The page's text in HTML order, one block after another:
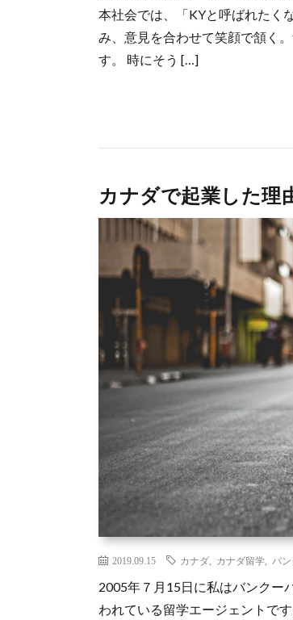
本社会では、「KYと呼ばれたく
み、意見を合わせて笑顔で頷く
す。 時にそう […]
カナダで起業した理
2019.09.15 カナダ カナダ留学 バ
2005年７月15日に私はバンクー
われている留学エージェントで